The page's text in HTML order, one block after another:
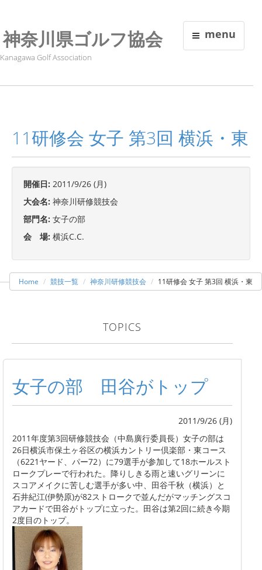
menu
神奈川県ゴルフ協会
Kanagawa Golf Association
11研修会 女子 第3回 横浜・東
開催日: 2011/9/26 (月)
大会名: 神奈川研修競技会
部門名: 女子の部
会 場: 横浜C.C.
Home 競技一覧 神奈川研修競技会 11研修会 女子 第3回 横浜・東
TOPICS
女子の部 田谷がトップ
2011/9/26 (月)
2011年度第3回研修競技会（中島廣行委員長）女子の部は
26日横浜市保土ヶ谷区の横浜カントリー倶楽部・東コース
（6221ヤード、パー72）に79選手が参加して18ホールスト
ロークプレーで行われた。降りしきる雨と速いグリーンに
スコアメイクに苦しむ選手が多い中、田谷千秋（横浜）と
石井紀江(伊勢原)が82ストロークで並んだがマッチングスコ
アカードで田谷がトップに立った。田谷は第2回に続き今期
2度目のトップ。